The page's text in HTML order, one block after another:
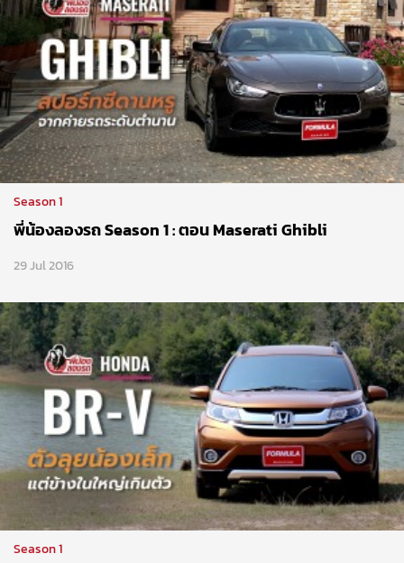
Season 1
พี่น้องลองรถ Season 1 : ตอน Maserati Ghibli
29 Jul 2016
Season 1